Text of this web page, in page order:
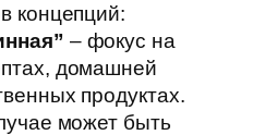
концепций:
– фокус на
домашней
продуктах.
может быть